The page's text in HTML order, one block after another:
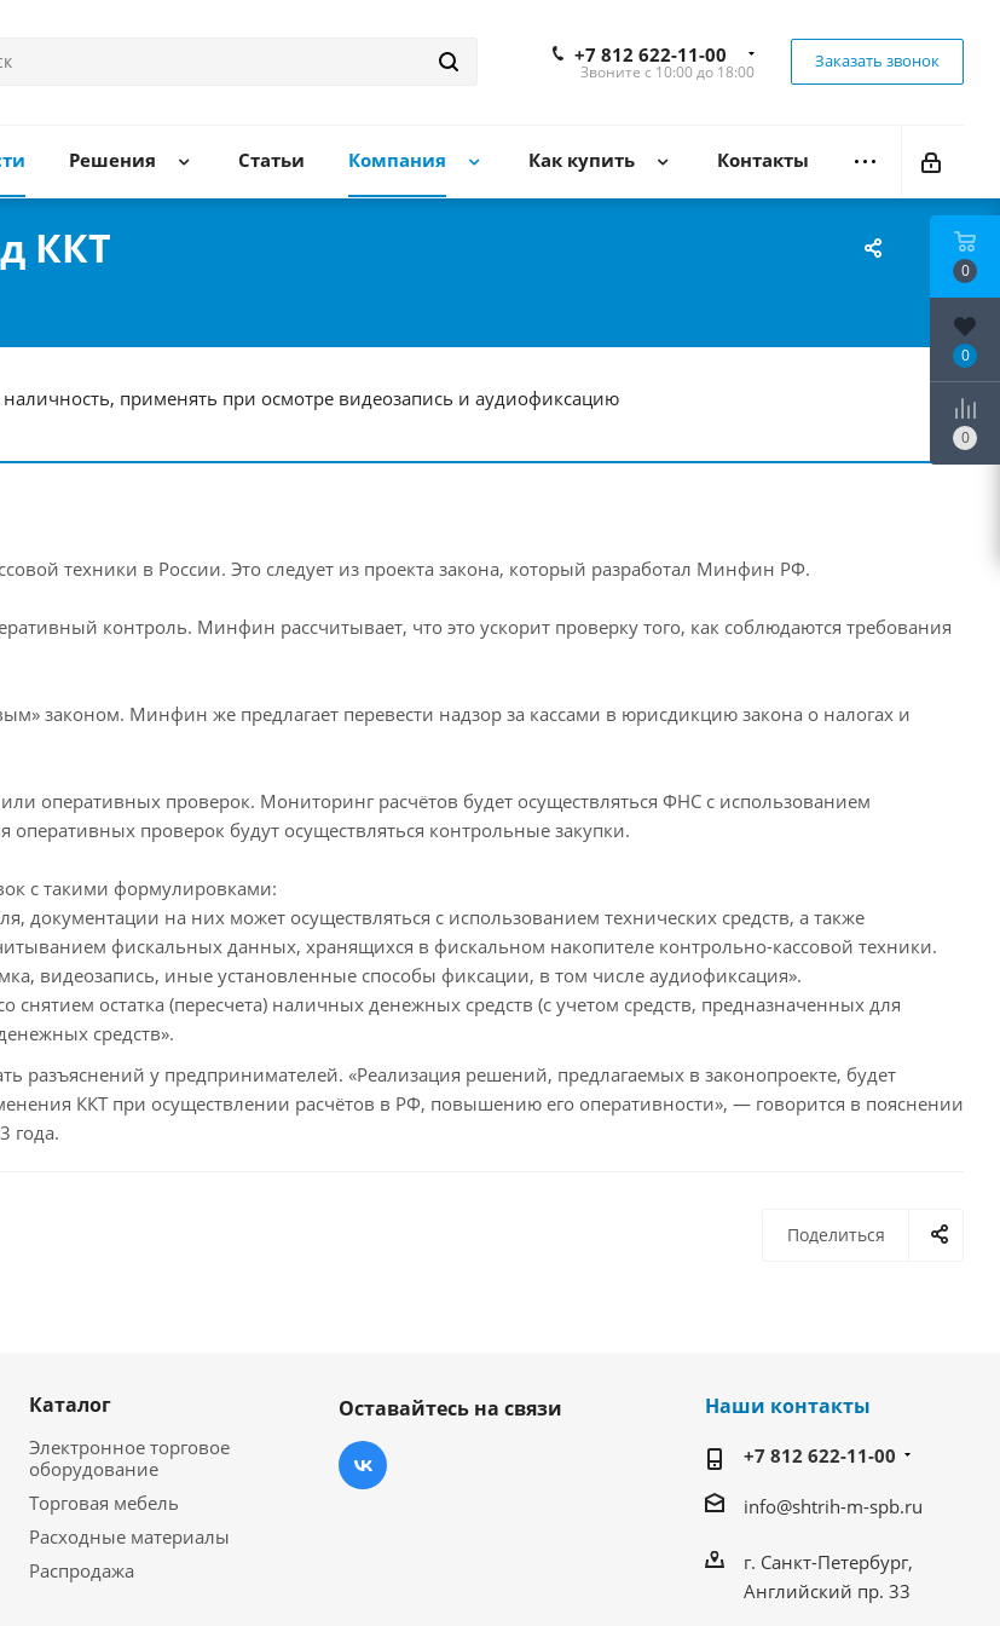
+7 812 622-11-00
Звоните с 10:00 до 18:00
Заказать звонок
Решения Статьи Компания Как купить Контакты
ККТ
применять при осмотре видеозапись и аудиофиксацию
техники в России. Это следует из проекта закона, который разработал Минфин РФ.
контроль. Минфин рассчитывает, что это ускорит проверку того, как соблюдаются требования
законом. Минфин же предлагает перевести надзор за кассами в юрисдикцию закона о налогах и
оперативных проверок. Мониторинг расчётов будет осуществляться ФНС с использованием
проверок будут осуществляться контрольные закупки.
с такими формулировками:
документации на них может осуществляться с использованием технических средств, а также
фискальных данных, хранящихся в фискальном накопителе контрольно-кассовой техники.
видеозапись, иные установленные способы фиксации, в том числе аудиофиксация».
снятием остатка (пересчета) наличных денежных средств (с учетом средств, предназначенных для
средств».
разъяснений у предпринимателей. «Реализация решений, предлагаемых в законопроекте, будет
ККТ при осуществлении расчётов в РФ, повышению его оперативности», — говорится в пояснении
года.
Поделиться
Каталог
Электронное торговое
оборудование
Торговая мебель
Расходные материалы
Распродажа
Оставайтесь на связи Наши контакты
+7 812 622-11-00
info@shtrih-m-spb.ru
г. Санкт-Петербург,
Английский пр. 33
0
0
0